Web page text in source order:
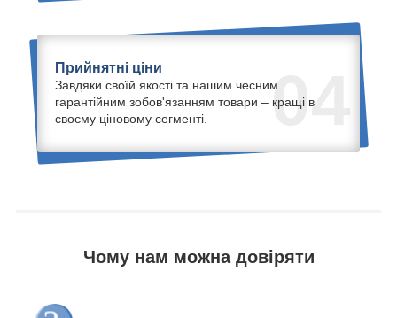
04
Прийнятні ціни
Завдяки своїй якості та нашим чесним
гарантійним зобов'язанням товари – кращі в
своєму ціновому сегменті.
Чому нам можна довіряти